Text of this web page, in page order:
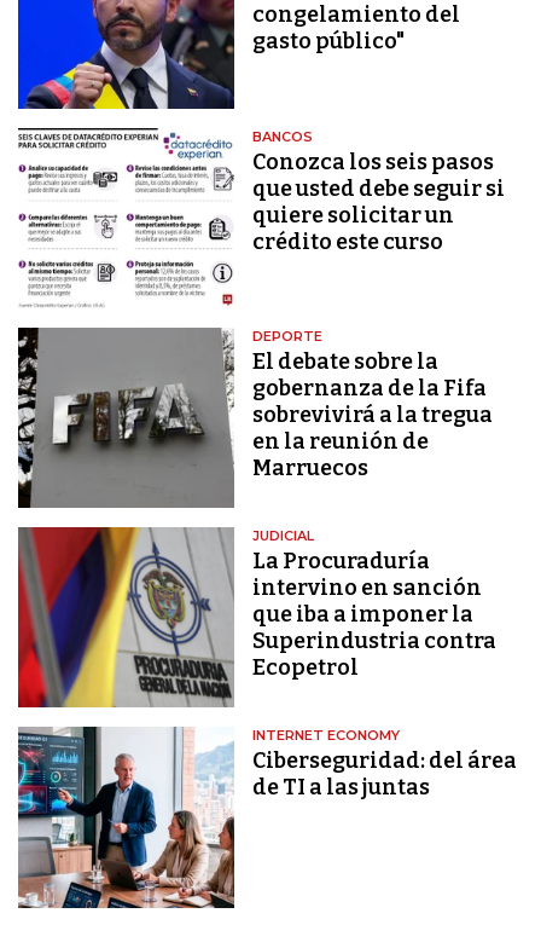
congelamiento del
gasto público"
BANCOS
Conozca los seis pasos
que usted debe seguir si
quiere solicitar un
crédito este curso
DEPORTE
El debate sobre la
gobernanza de la Fifa
sobrevivirá a la tregua
en la reunión de
Marruecos
JUDICIAL
La Procuraduría
intervino en sanción
que iba a imponer la
Superindustria contra
Ecopetrol
INTERNET ECONOMY
Ciberseguridad: del área
de TI a las juntas